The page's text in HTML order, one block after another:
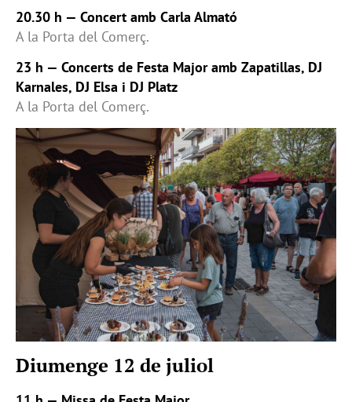
20.30 h — Concert amb Carla Almató
A la Porta del Comerç.
23 h — Concerts de Festa Major amb Zapatillas, DJ
Karnales, DJ Elsa i DJ Platz
A la Porta del Comerç.
Diumenge 12 de juliol